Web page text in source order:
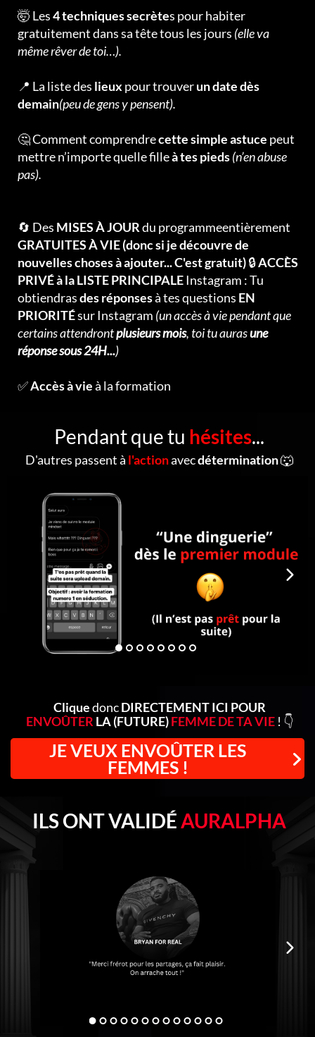
🤯 Les4 techniques secrètes pour habiter
gratuitement dans sa tête tous les jours (elle va
même rêver de toi…).
📍 La liste des lieuxpour trouverun date dès
demain(peu de gens y pensent).
🤔 Comment comprendrecette simple astuce peut
mettre n’importe quelle filleà tes pieds(n’en abuse
pas).
🔄 Des MISES À JOURdu programmeentièrement
GRATUITES À VIE (donc si je découvre de
nouvelles choses à ajouter... C'est gratuit)🔒ACCÈS
PRIVÉ à la LISTE PRINCIPALEInstagram : Tu
obtiendrasdes réponsesà tes questions EN
PRIORITÉsur Instagram (un accès à vie pendant que
certains attendrontplusieurs mois, toi tu aurasune
réponse sous 24H...)
✅Accès à vieà la formation
Pendant que tu hésites...
D'autres passent à l'actionavecdétermination🐺
CliquedoncDIRECTEMENT ICI POUR
ENVOÛTER LA (FUTURE)FEMME DE TA VIE! 👇
JE VEUX ENVOÛTER LES
FEMMES !
ILS ONT VALIDÉAURALPHA